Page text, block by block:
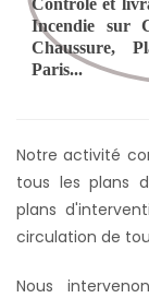
Notre activité
tous les plans
plans
circulation de
Nous